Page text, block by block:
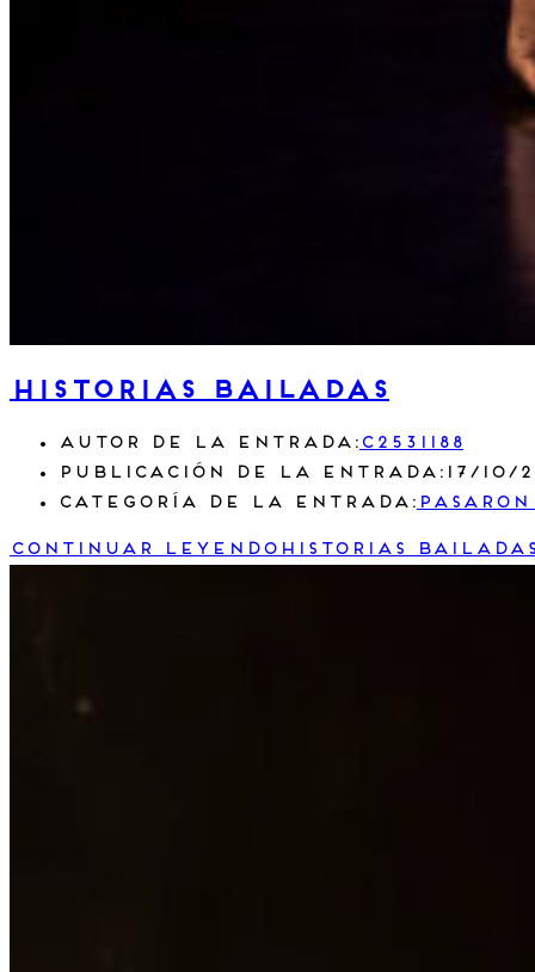
Historias Bailadas
Autor de la entrada: c2531188
Publicación de la entrada: 17/10/
Categoría de la entrada:
Continuar leyendo Historias